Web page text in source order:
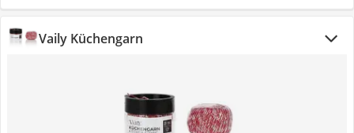
Vaily Küchengarn